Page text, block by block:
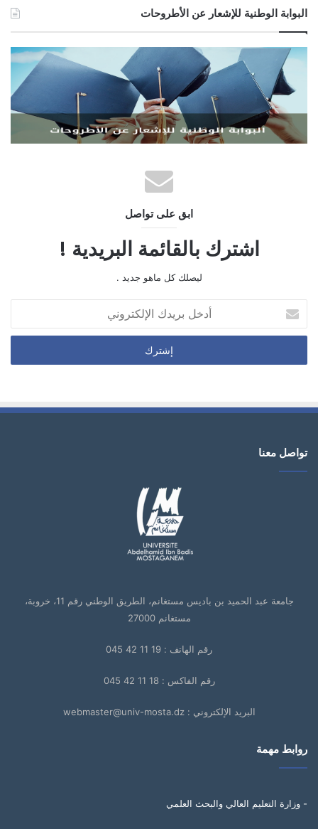
البوابة الوطنية للإشعار عن الأطروحات
ابق على تواصل
اشترك بالقائمة البريدية !
ليصلك كل ماهو جديد .
بريدك
الإلكتروني
تواصل معنا
جامعة عبد الحميد بن باديس مستغانم، الطريق الوطني رقم 11، خروبة،
مستغانم 27000
رقم الهاتف : 19 11 42 045
رقم الفاكس : 18 11 42 045
البريد الإلكتروني : webmaster@univ-mosta.dz
روابط مهمة
- وزارة التعليم العالي والبحث العلمي